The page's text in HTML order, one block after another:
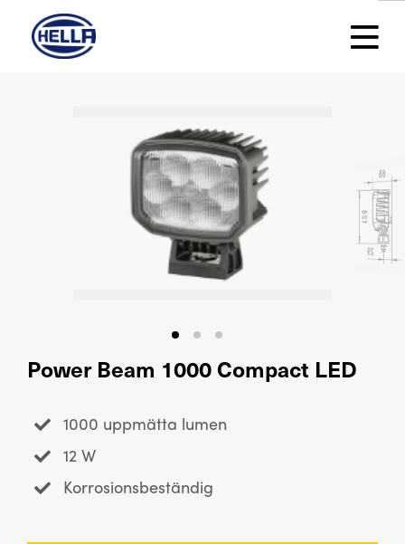
Power Beam 1000 Compact LED
1000 uppmätta lumen
12 W
Korrosionsbeständig